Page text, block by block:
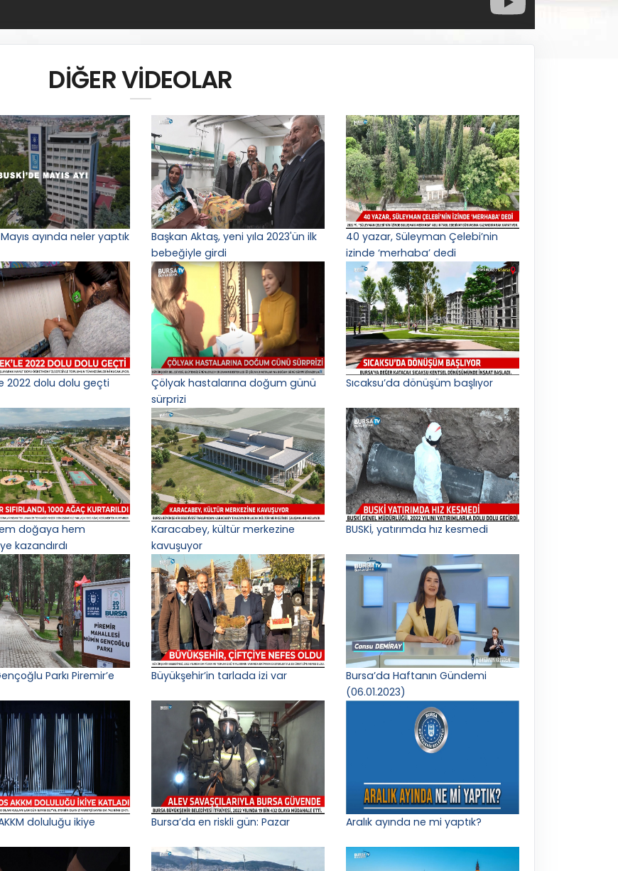
DİĞER VİDEOLAR
Mayıs ayında neler yaptık
Başkan Aktaş, yeni yıla 2023'ün ilk
bebeğiyle girdi
40 yazar, Süleyman Çelebi’nin
izinde ‘merhaba’ dedi
2022 dolu dolu geçti
Çölyak hastalarına doğum günü
sürprizi
Sıcaksu’da dönüşüm başlıyor
doğaya hem
kazandırdı
Karacabey, kültür merkezine
kavuşuyor
BUSKİ, yatırımda hız kesmedi
Parkı Piremir’e
Büyükşehir’in tarlada izi var
Bursa’da Haftanın Gündemi
(06.01.2023)
doluluğu ikiye
Bursa’da en riskli gün: Pazar Aralık ayında ne mi yaptık?